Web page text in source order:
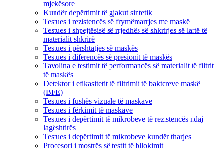
mjekësore
Kundër depërtimit të gjakut sintetik
Testues i rezistencës së frymëmarrjes me maskë
Testues i shpejtësisë së rrjedhës së shkrirjes së lartë të
materialit shkrirë
Testues i përshtatjes së maskës
Testues i diferencës së presionit të maskës
Tavolina e testimit të performancës së materialit të filtrit
të maskës
Detektor i efikasitetit të filtrimit të baktereve maskë
(BFE)
Testues i fushës vizuale të maskave
Testues i fërkimit të maskave
Testues i depërtimit të mikrobeve të rezistencës ndaj
lagështirës
Testues i depërtimit të mikrobeve kundër tharjes
Procesori i mostrës së testit të bllokimit